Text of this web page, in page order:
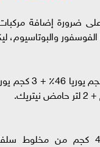
ضرورة إضافة مركبات
والبوتاسيوم،
- اليوم الثاني: 4 كجم من